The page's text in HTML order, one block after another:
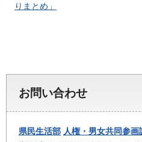
りまとめ」
お問い合わせ
県民生活部 人権・男女共同参画